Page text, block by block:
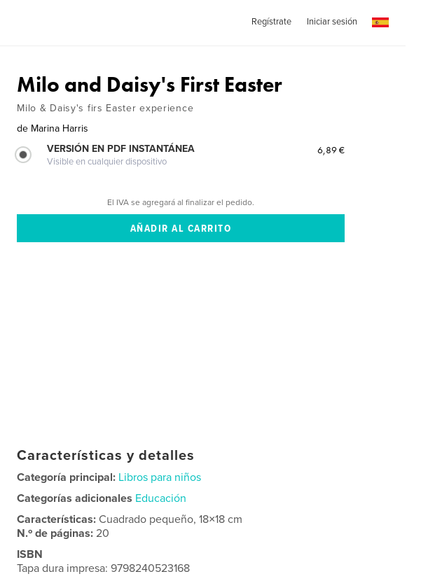
Regístrate Iniciar sesión
Milo and Daisy's First Easter
Milo & Daisy's firs Easter experience
de Marina Harris
VERSIÓN EN PDF INSTANTÁNEA
Visible en cualquier dispositivo
6,89 €
El IVA se agregará al finalizar el pedido.
Características y detalles
Categoría principal: Libros para niños
Categorías adicionales Educación
Características:Cuadrado pequeño, 18×18 cm
N.º de páginas:20
ISBN
Tapa dura impresa: 9798240523168